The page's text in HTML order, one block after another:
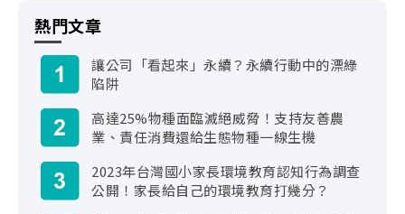
熱門文章
讓公司「看起來」永續？永續行動中的漂綠
陷阱
高達25%物種面臨滅絕威脅！支持友善農
業、責任消費還給生態物種一線生機
2023年台灣國小家長環境教育認知行為調查
公開！家長給自己的環境教育打幾分？